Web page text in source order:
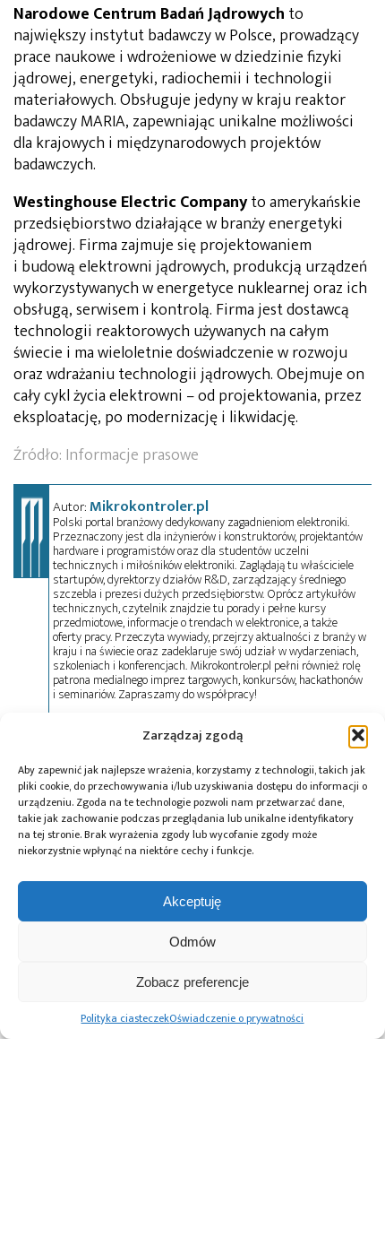
Zarządzaj zgodą
Aby zapewnić jak najlepsze wrażenia, korzystamy z technologii, takich jak
pliki cookie, do przechowywania i/lub uzyskiwania dostępu do informacji o
urządzeniu. Zgoda na te technologie pozwoli nam przetwarzać dane,
takie jak zachowanie podczas przeglądania lub unikalne identyfikatory
na tej stronie. Brak wyrażenia zgody lub wycofanie zgody może
niekorzystnie wpłynąć na niektóre cechy i funkcje.
Akceptuję
Odmów
Zobacz preferencje
Polityka ciasteczekOświadczenie o prywatności
Narodowe Centrum Badań Jądrowych to
największy instytut badawczy w Polsce, prowadzący
prace naukowe i wdrożeniowe w dziedzinie fizyki
jądrowej, energetyki, radiochemii i technologii
materiałowych. Obsługuje jedyny w kraju reaktor
badawczy MARIA, zapewniając unikalne możliwości
dla krajowych i międzynarodowych projektów
badawczych.
Westinghouse Electric Companyto amerykańskie
przedsiębiorstwo działające w branży energetyki
jądrowej. Firma zajmuje się projektowaniem
i budową elektrowni jądrowych, produkcją urządzeń
wykorzystywanych w energetyce nuklearnej oraz ich
obsługą, serwisem i kontrolą. Firma jest dostawcą
technologii reaktorowych używanych na całym
świecie i ma wieloletnie doświadczenie w rozwoju
oraz wdrażaniu technologii jądrowych. Obejmuje on
cały cykl życia elektrowni – od projektowania, przez
eksploatację, po modernizację i likwidację.
Źródło: Informacje prasowe
Autor:Mikrokontroler.pl
Polski portal branżowy dedykowany zagadnieniom elektroniki.
Przeznaczony jest dla inżynierów i konstruktorów, projektantów
hardware i programistów oraz dla studentów uczelni
technicznych i miłośników elektroniki. Zaglądają tu właściciele
startupów, dyrektorzy działów R&D, zarządzający średniego
szczebla i prezesi dużych przedsiębiorstw. Oprócz artykułów
technicznych, czytelnik znajdzie tu porady i pełne kursy
przedmiotowe, informacje o trendach w elektronice, a także
oferty pracy. Przeczyta wywiady, przejrzy aktualności z branży w
kraju i na świecie oraz zadeklaruje swój udział w wydarzeniach,
szkoleniach i konferencjach. Mikrokontroler.pl pełni również rolę
patrona medialnego imprez targowych, konkursów, hackathonów
i seminariów. Zapraszamy do współpracy!
modułowe,Miłosz Motyka,Mirosław Kowalik,
Narodowe Centrum Badań Jądrowych,NCBJ,SMR,
Strategia Bezpieczeństwa Energetycznego Polski,
Westinghouse Electric Company,Wojciech Wrochna
Energetyka
Potrzeba więcej
C-QuaNT –